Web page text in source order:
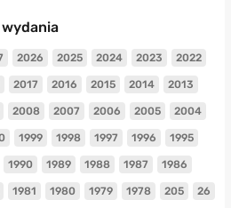
2026 2025 2024 2023 2022
2017 2016 2015 2014 2013
2008 2007 2006 2005 2004
1999 1998 1997 1996 1995
1990 1989 1988 1987 1986
1981 1980 1979 1978 205 26